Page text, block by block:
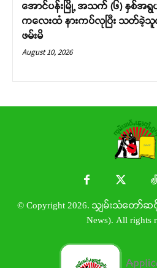
အောင်ပန်းမြို့ အသက် (၆) နှစ်အ
ကလေးထံ နားကပ်လုပြီး သတ်ခဲ့
ဖမ်းမိ
August 10, 2026
© Copyright 2026. သျှမ်းသံတော်ဆင့်
News). All rights